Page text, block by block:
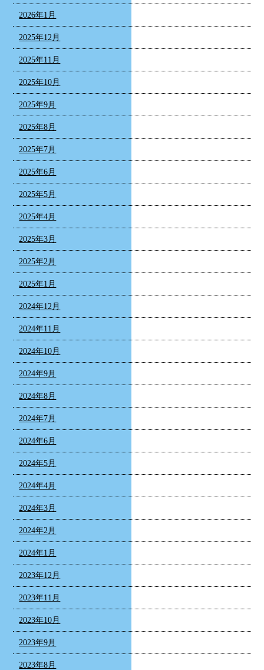
2026年1月
2025年12月
2025年11月
2025年10月
2025年9月
2025年8月
2025年7月
2025年6月
2025年5月
2025年4月
2025年3月
2025年2月
2025年1月
2024年12月
2024年11月
2024年10月
2024年9月
2024年8月
2024年7月
2024年6月
2024年5月
2024年4月
2024年3月
2024年2月
2024年1月
2023年12月
2023年11月
2023年10月
2023年9月
2023年8月